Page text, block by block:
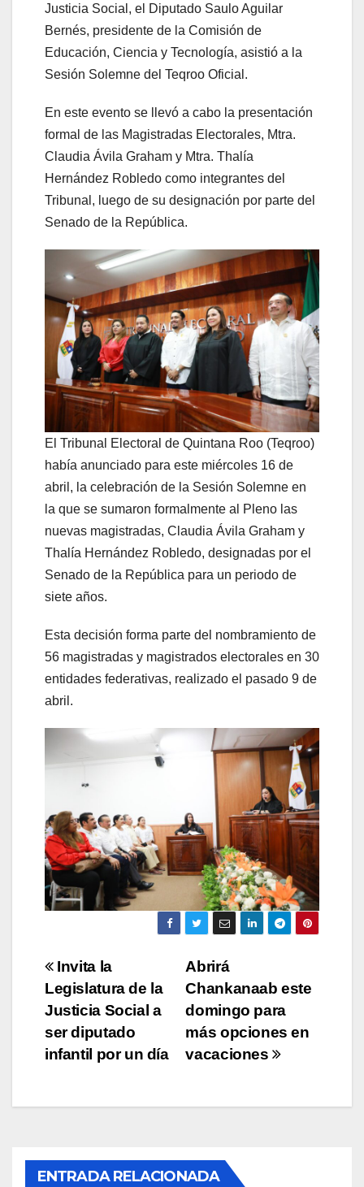
Justicia Social, el Diputado Saulo Aguilar
Bernés, presidente de la Comisión de
Educación, Ciencia y Tecnología, asistió a la
Sesión Solemne del Teqroo Oficial.
En este evento se llevó a cabo la presentación
formal de las Magistradas Electorales, Mtra.
Claudia Ávila Graham y Mtra. Thalía
Hernández Robledo como integrantes del
Tribunal, luego de su designación por parte del
Senado de la República.
El Tribunal Electoral de Quintana Roo (Teqroo)
había anunciado para este miércoles 16 de
abril, la celebración de la Sesión Solemne en
la que se sumaron formalmente al Pleno las
nuevas magistradas, Claudia Ávila Graham y
Thalía Hernández Robledo, designadas por el
Senado de la República para un periodo de
siete años.
Esta decisión forma parte del nombramiento de
56 magistradas y magistrados electorales en 30
entidades federativas, realizado el pasado 9 de
abril.
Navegación
de
entradas
Abrirá
Chankanaab este
domingo para
más opciones en
vacaciones
Invita la
Legislatura de la
Justicia Social a
ser diputado
infantil por un día
ENTRADA RELACIONADA